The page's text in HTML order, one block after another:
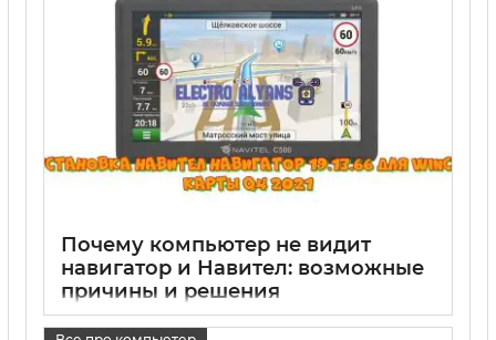
Почему компьютер не видит
навигатор и Навител: возможные
причины и решения